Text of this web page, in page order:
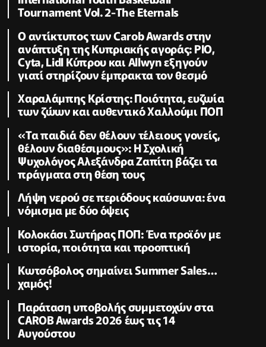
Tournament Vol. 2-The Eternals
O αντίκτυπος των Carob Awards στην
ανάπτυξη της Κυπριακής αγοράς: PIO,
Cyta, Lidl Κύπρου και Allwyn εξηγούν
γιατί στηρίζουν έμπρακτα τον θεσμό
Χαραλάμπης Κρίστης: Ποιότητα, ευζωία
των ζώων και αυθεντικό Χαλλούμι ΠΟΠ
«Τα παιδιά δεν θέλουν τέλειους γονείς,
θέλουν διαθέσιμους»: Η Σχολική
Ψυχολόγος Αλεξάνδρα Ζαπίτη βάζει τα
πράγματα στη θέση τους
Λήψη νερού σε περιόδους καύσωνα: ένα
νόμισμα με δύο όψεις
Κολοκάσι Σωτήρας ΠΟΠ: Ένα προϊόν με
ιστορία, ποιότητα και προοπτική
Κωτσόβολος σημαίνει Summer Sales…
χαμός!
Παράταση υποβολής συμμετοχών στα
CAROB Awards 2026 έως τις 14
Αυγούστου